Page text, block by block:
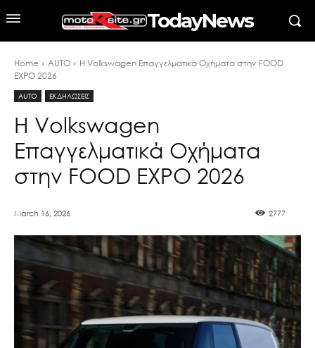
TodayNews
Home AUTO
H Volkswagen Επαγγελματικά Οχήματα στην FOOD
EXPO 2026
AUTO ΕΚΔΗΛΩΣΕΙΣ
H Volkswagen
Επαγγελματικά Οχήματα
στην FOOD EXPO 2026
March 16, 2026 2777